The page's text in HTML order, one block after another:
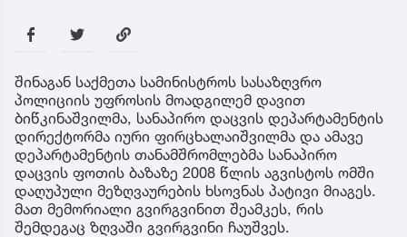
შინაგან საქმეთა სამინისტროს სასაზღვრო
პოლიციის უფროსის მოადგილემ დავით
ბიწკინაშვილმა, სანაპირო დაცვის დეპარტამენტის
დირექტორმა იური ფირცხალაიშვილმა და ამავე
დეპარტამენტის თანამშრომლებმა სანაპირო
დაცვის ფოთის ბაზაზე 2008 წლის აგვისტოს ომში
დაღუპული მეზღვაურების ხსოვნას პატივი მიაგეს.
მათ მემორიალი გვირგვინით შეამკეს, რის
შემდეგაც ზღვაში გვირგვინი ჩაუშვეს.